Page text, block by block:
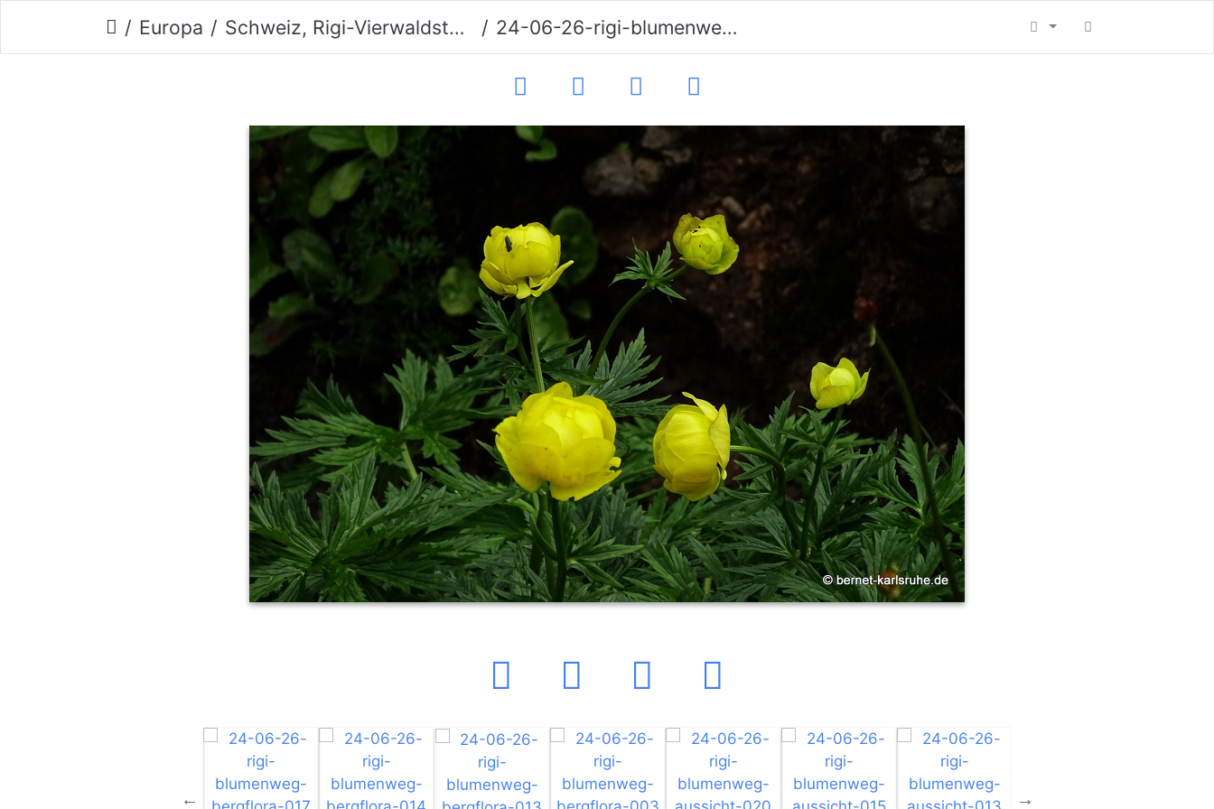
Europa Schweiz, Rigi-Vierwaldstätter See 2024 24-06-26-rigi-blumenweg-bergflora-013